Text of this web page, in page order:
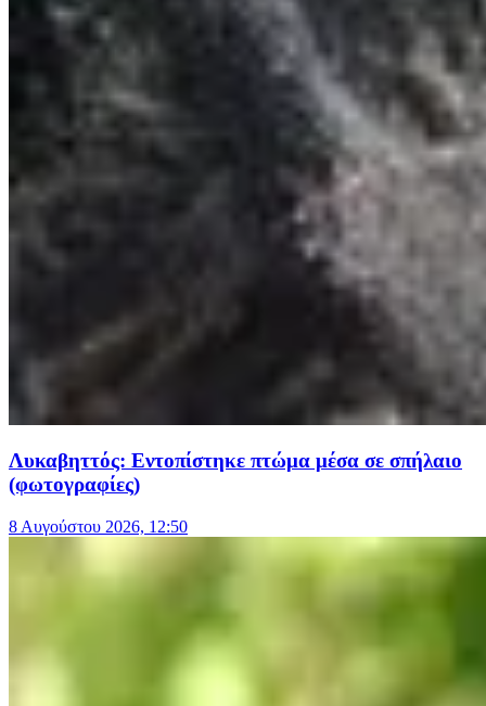
Λυκαβηττός: Εντοπίστηκε πτώμα μέσα σε σπήλαιο
(φωτογραφίες)
8 Αυγούστου 2026, 12:50